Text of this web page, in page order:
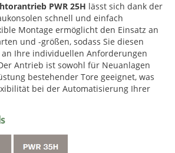
PWR 25H lässt sich dank der
schnell und einfach
Montage ermöglicht den Einsatz an
und -größen, sodass Sie diesen
Ihre individuellen Anforderungen
Antrieb ist sowohl für Neuanlagen
bestehender Tore geeignet, was
bei der Automatisierung Ihrer